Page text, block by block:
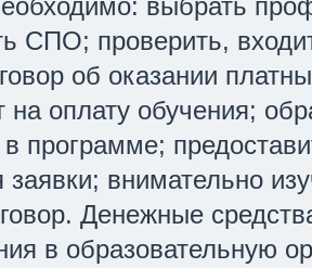
выбрать
СПО; проверить,
об оказании
на оплату обучения;
программе;
заявки; внимательно
Денежные
в образовательную